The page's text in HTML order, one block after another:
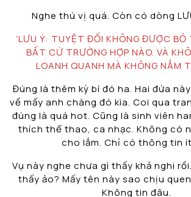
Nghe thú vị quá. Còn có dòng
‘LƯU Ý: TUYỆT ĐỐI KHÔNG ĐƯỢC BỎ
BẤT CỨ TRƯỜNG HỢP NÀO. VÀ
LOANH QUANH MÀ KHÔNG NẮM
Đúng là thêm kỳ bí đó ha. Hai đứa
về mấy anh chàng đó kìa. Coi qua
đúng là quá hot. Cũng là sinh viên
thích thể thao, ca nhạc. Không có
cho lắm. Chỉ có thông tin
Vụ này nghe chưa gì thấy khả nghi
thấy ảo? Mấy tên này sao chịu
Không tin đâu.